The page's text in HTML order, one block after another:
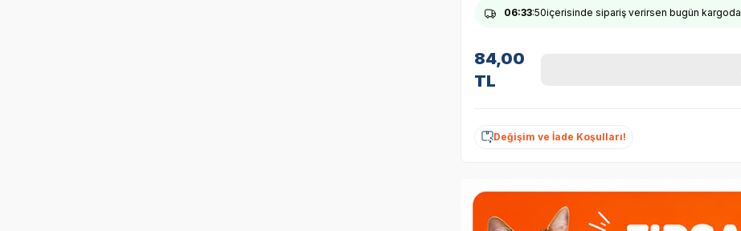
06:33:49içerisinde sipariş verirsen bugün kargoda
84,00
TL
Değişim ve İade Koşulları!